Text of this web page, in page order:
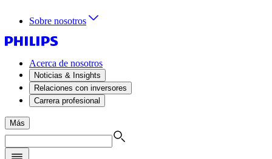
Sobre nosotros
Acerca de nosotros
Noticias & Insights
Relaciones con inversores
Carrera profesional
Más